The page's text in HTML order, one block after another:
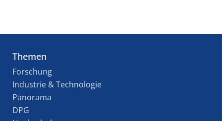
Themen
Forschung
Industrie & Technologie
Panorama
DPG